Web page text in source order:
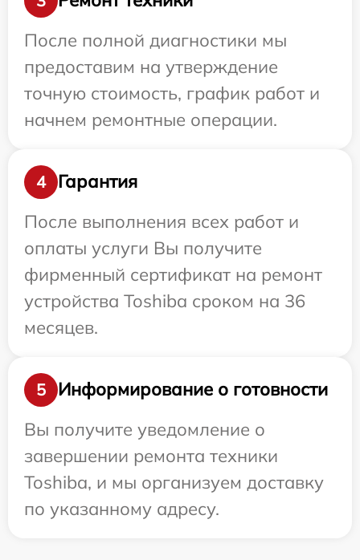
После полной диагностики мы
предоставим на утверждение
точную стоимость, график работ и
начнем ремонтные операции.
4
Гарантия
После выполнения всех работ и
оплаты услуги Вы получите
фирменный сертификат на ремонт
устройства Toshiba сроком на 36
месяцев.
5
Информирование о готовности
Вы получите уведомление о
завершении ремонта техники
Toshiba, и мы организуем доставку
по указанному адресу.